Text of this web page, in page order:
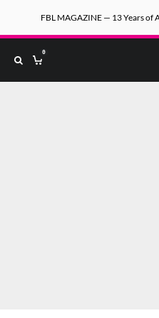
FBL MAGAZINE — 13 Years of
0